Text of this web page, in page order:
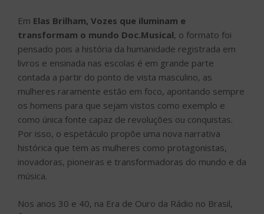
Em Elas Brilham, Vozes que iluminam e
transformam o mundo Doc.Musical, o formato foi
pensado pois a história da humanidade registrada em
livros e ensinada nas escolas é em grande parte
contada a partir do ponto de vista masculino, as
mulheres raramente estão em foco, apontando sempre
os homens para que sejam vistos como exemplo e
como única fonte capaz de revoluções ou conquistas.
Por isso, o espetáculo propõe uma nova narrativa
histórica que tem as mulheres como protagonistas,
inovadoras, pioneiras e transformadoras do mundo e da
música.
Nos anos 30 e 40, na Era de Ouro da Rádio no Brasil,